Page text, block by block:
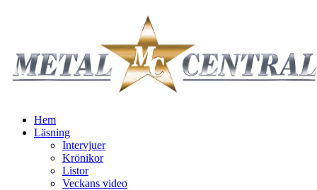
Hem
Läsning
Intervjuer
Krönikor
Listor
Veckans video